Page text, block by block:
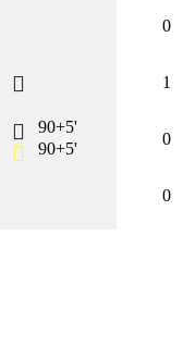
90+5'
90+5'
0
1
0
0